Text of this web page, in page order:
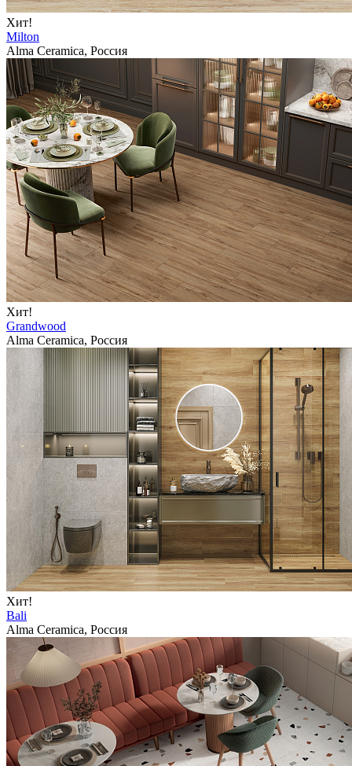
Хит!
Milton
Alma Ceramica, Россия
Хит!
Grandwood
Alma Ceramica, Россия
Хит!
Bali
Alma Ceramica, Россия